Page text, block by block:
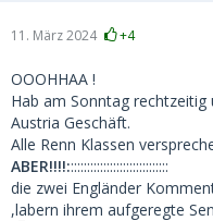
11. März 2024 +4
OOOHHAA !
Hab am Sonntag rechtzeitig
Austria Geschäft.
Alle Renn Klassen
ABER!!!!:::::::::::::::::::::::::::::::
die zwei Engländer
,labern ihrem aufgeregte